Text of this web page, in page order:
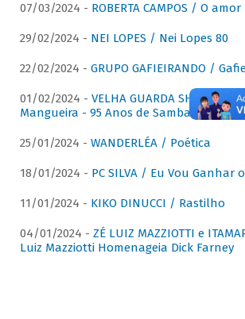
07/03/2024 - ROBERTA CAMPOS / O
29/02/2024 - NEI LOPES / Nei Lopes 80
22/02/2024 - GRUPO GAFIEIRANDO /
01/02/2024 - VELHA GUARDA SHOW DA
Mangueira - 95 Anos de Samba
25/01/2024 - WANDERLÉA / Poética
18/01/2024 - PC SILVA / Eu Vou Ganhar
11/01/2024 - KIKO DINUCCI / Rastilho
04/01/2024 - ZÉ LUIZ MAZZIOTTI e
Luiz Mazziotti Homenageia Dick Farney